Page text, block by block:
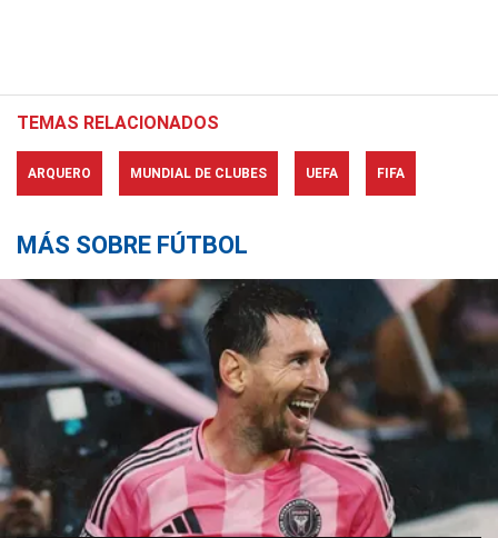
TEMAS RELACIONADOS
ARQUERO MUNDIAL DE CLUBES UEFA FIFA
MÁS SOBRE FÚTBOL